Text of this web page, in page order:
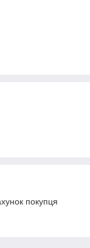
покупця